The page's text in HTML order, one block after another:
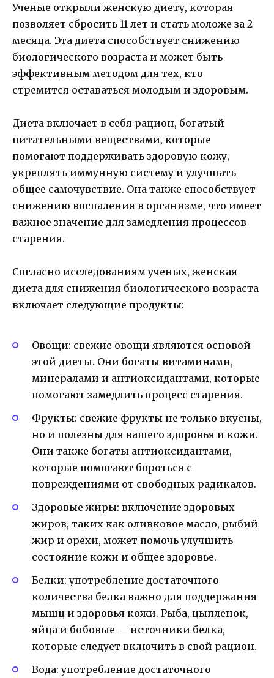
Ученые открыли женскую диету, которая
позволяет сбросить 11 лет и стать моложе за 2
месяца. Эта диета способствует снижению
биологического возраста и может быть
эффективным методом для тех, кто
стремится оставаться молодым и здоровым.
Диета включает в себя рацион, богатый
питательными веществами, которые
помогают поддерживать здоровую кожу,
укреплять иммунную систему и улучшать
общее самочувствие. Она также способствует
снижению воспаления в организме, что имеет
важное значение для замедления процессов
старения.
Согласно исследованиям ученых, женская
диета для снижения биологического возраста
включает следующие продукты:
Овощи: свежие овощи являются основой
этой диеты. Они богаты витаминами,
минералами и антиоксидантами, которые
помогают замедлить процесс старения.
Фрукты: свежие фрукты не только вкусны,
но и полезны для вашего здоровья и кожи.
Они также богаты антиоксидантами,
которые помогают бороться с
повреждениями от свободных радикалов.
Здоровые жиры: включение здоровых
жиров, таких как оливковое масло, рыбий
жир и орехи, может помочь улучшить
состояние кожи и общее здоровье.
Белки: употребление достаточного
количества белка важно для поддержания
мышц и здоровья кожи. Рыба, цыпленок,
яйца и бобовые — источники белка,
которые следует включить в свой рацион.
Вода: употребление достаточного